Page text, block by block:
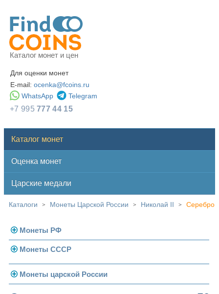
Каталог монет и цен
Для оценки монет
E-mail: ocenka@fcoins.ru
WhatsApp
Telegram
+7 995777 44 15
Каталог монет
Оценка монет
Царские медали
Каталоги > Монеты Царской России > Николай II > Серебро
Монеты РФ
Современная Россия
Монеты 1991-1993 гг.
Монеты СССР
Погодовка СССР
Монеты царской России